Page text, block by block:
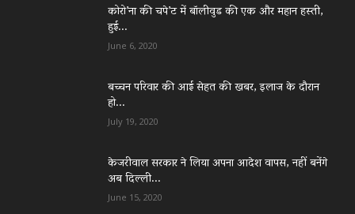
कोरो’ना की चपे’ट में बॉलीवुड की एक और महान हस्ती,
हुई...
June 6, 2020
बच्चन परिवार की आई सेहत की खबर, इलाज के दौरान
हो...
July 19, 2020
केजरीवाल सरकार ने लिया अपना आदेश वापस, नहीं बनेंगे
अब दिल्ली...
June 15, 2020